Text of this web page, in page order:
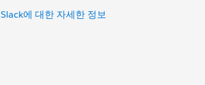
Slack에 대한 자세한 정보